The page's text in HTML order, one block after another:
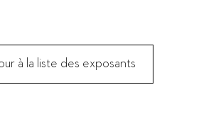
à la liste des exposants